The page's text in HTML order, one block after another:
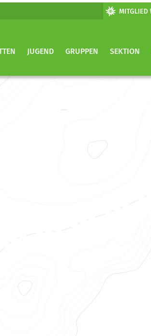
JUGEND GRUPPEN SEKTION